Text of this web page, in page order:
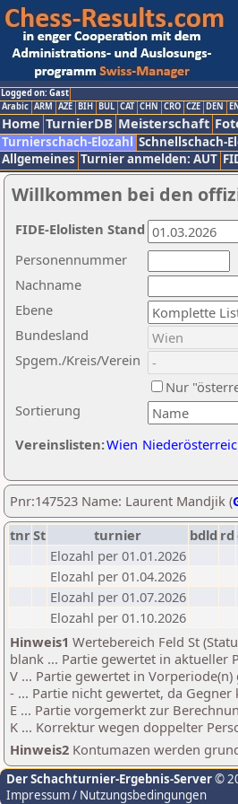
Logged on: Gast
Arabic ARM AZE BIH BUL CAT CHN CRO CZE DEN
Home TurnierDB Meisterschaft
Turnierschach-Elozahl Schnellschach-
Allgemeines Turnier anmelden: AUT
Willkommen bei den
Nachname
Ebene
Sortierung
Personennummer
Bundesland
Spgem./Kreis/Verein
Nur
Vereinslisten:Wien
FIDE-Elolisten Stand
Pnr:147523 Name: Laurent Mandjik (
tnrSt turnier bdld rd
Elozahl per 01.01.2026
Elozahl per 01.04.2026
Elozahl per 01.07.2026
Elozahl per 01.10.2026
Hinweis1 Wertebereich Feld St
blank ... Partie gewertet in aktueller
V ... Partie gewertet in Vorperiode(n)
- ... Partie nicht gewertet, da Gegner
E ... Partie vorgemerkt zur
K ... Korrektur wegen doppelter
Hinweis2 Kontumazen werden
Der Schachturnier-Ergebnis-Server©
Impressum / Nutzungsbedingungen